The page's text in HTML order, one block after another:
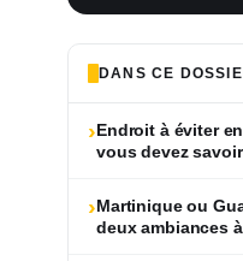
DANS CE
›Endroit à éviter
vous devez
›Martinique ou
deux ambiances